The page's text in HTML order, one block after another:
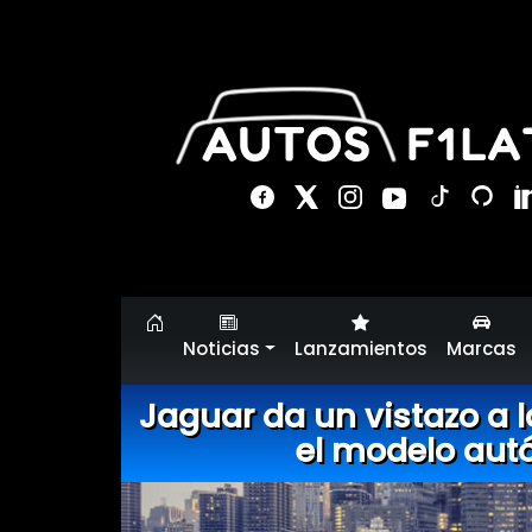
Noticias Lanzamientos Marcas
Jaguar da un vistazo a
el modelo